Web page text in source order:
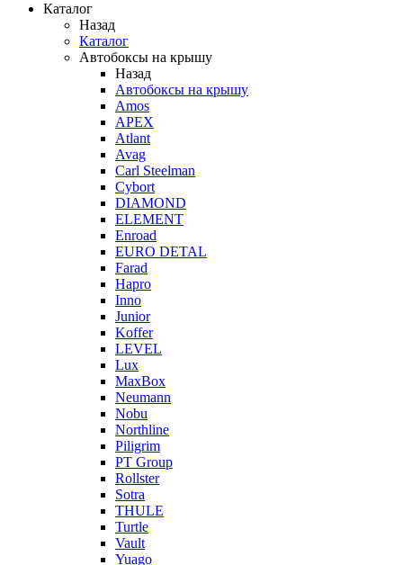
Каталог
Назад
Каталог
Автобоксы на крышу
Назад
Автобоксы на крышу
Amos
APEX
Atlant
Avag
Carl Steelman
Cybort
DIAMOND
ELEMENT
Enroad
EURO DETAL
Farad
Hapro
Inno
Junior
Koffer
LEVEL
Lux
MaxBox
Neumann
Nobu
Northline
Piligrim
PT Group
Rollster
Sotra
THULE
Turtle
Vault
Yuago